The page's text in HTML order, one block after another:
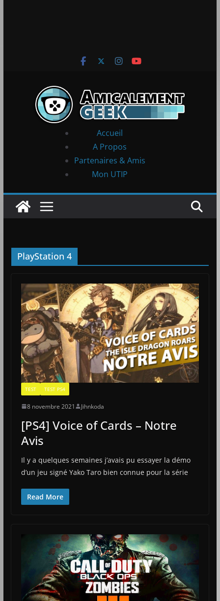
Accueil
A Propos
Partenaires & Amis
Mon UTIP
PlayStation 4
TEST TEST PS4
8 novembre 2021 Jihnkoda
[PS4] Voice of Cards – Notre
Avis
Il y a quelques semaines j’avais pu essayer la démo
d’un jeu signé Yako Taro bien connue pour la série
Read More